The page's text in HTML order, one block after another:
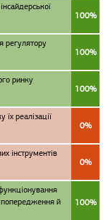
100%
регулятору
100%
ринку
100%
реалізації
0%
інструментів
0%
попередження й
100%